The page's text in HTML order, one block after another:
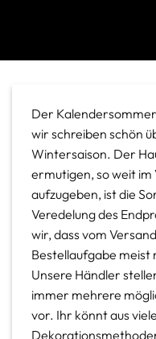
Der
wir schreiben schön
Wintersaison. Der
ermutigen, so weit im
aufzugeben, ist die
Veredelung des
wir, dass vom
Bestellaufgabe
Unsere Händler
immer mehrere
vor. Ihr könnt aus